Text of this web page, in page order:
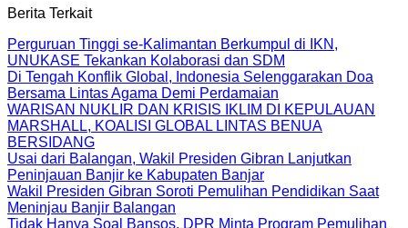
Berita Terkait
Perguruan Tinggi se-Kalimantan Berkumpul di IKN,
UNUKASE Tekankan Kolaborasi dan SDM
Di Tengah Konflik Global, Indonesia Selenggarakan Doa
Bersama Lintas Agama Demi Perdamaian
WARISAN NUKLIR DAN KRISIS IKLIM DI KEPULAUAN
MARSHALL, KOALISI GLOBAL LINTAS BENUA
BERSIDANG
Usai dari Balangan, Wakil Presiden Gibran Lanjutkan
Peninjauan Banjir ke Kabupaten Banjar
Wakil Presiden Gibran Soroti Pemulihan Pendidikan Saat
Meninjau Banjir Balangan
Tidak Hanya Soal Bansos, DPR Minta Program Pemulihan